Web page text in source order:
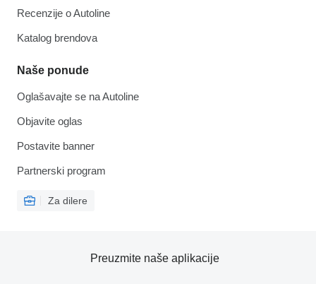
Recenzije o Autoline
Katalog brendova
Naše ponude
Oglašavajte se na Autoline
Objavite oglas
Postavite banner
Partnerski program
Za dilere
Preuzmite naše aplikacije